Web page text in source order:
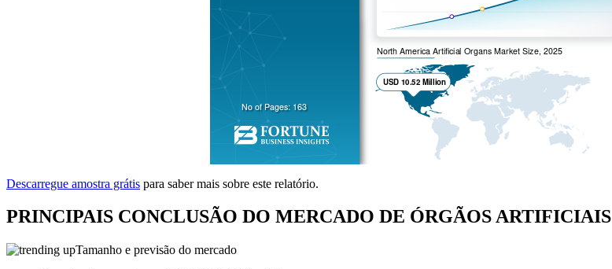
Descarregue amostra grátis para saber mais sobre este relatório.
PRINCIPAIS CONCLUSÃO DO MERCADO DE ÓRGÃOS ARTIFICIAIS
Tamanho e previsão do mercado